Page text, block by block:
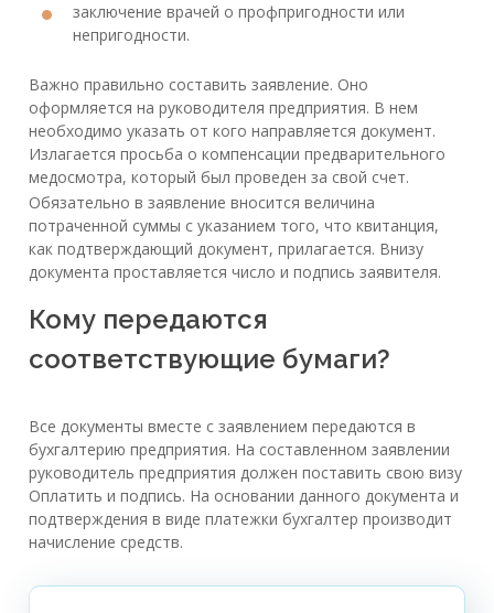
заключение врачей о профпригодности или
непригодности.
Важно правильно составить заявление. Оно
оформляется на руководителя предприятия. В нем
необходимо указать от кого направляется документ.
Излагается просьба о компенсации предварительного
медосмотра, который был проведен за свой счет.
Обязательно в заявление вносится величина
потраченной суммы с указанием того, что квитанция,
как подтверждающий документ, прилагается. Внизу
документа проставляется число и подпись заявителя.
Кому передаются
соответствующие бумаги?
Все документы вместе с заявлением передаются в
бухгалтерию предприятия. На составленном заявлении
руководитель предприятия должен поставить свою визу
Оплатить и подпись. На основании данного документа и
подтверждения в виде платежки бухгалтер производит
начисление средств.